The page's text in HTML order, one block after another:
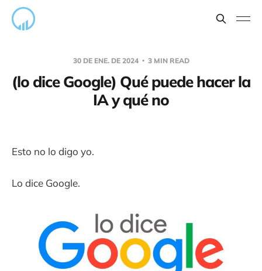
30 DE ENE. DE 2024 3 MIN READ
(lo dice Google) Qué puede hacer la
IA y qué no
Esto no lo digo yo.
Lo dice Google.